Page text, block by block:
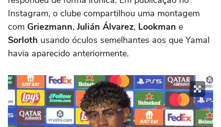
Instagram, o clube compartilhou uma montagem
com Griezmann, Julián Álvarez, Lookman e
Sorloth usando óculos semelhantes aos que Yamal
havia aparecido anteriormente.